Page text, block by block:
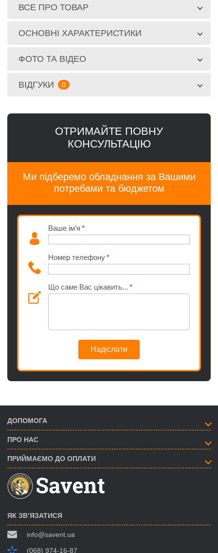
ВСЕ ПРО ТОВАР
ОСНОВНІ ХАРАКТЕРИСТИКИ
ФОТО ТА ВІДЕО
ВІДГУКИ 0
ОТРИМАЙТЕ ПОВНУ
КОНСУЛЬТАЦІЮ
Ми підберемо обладнання за Вашими
потребами та бюджетом
Ваше ім’я
Номер телефону
Що саме Вас цікавить...
Надіслати
ДОПОМОГА
ПРО НАС
ПРИЙМАЄМО ДО ОПЛАТИ
ЯК ЗВ’ЯЗАТИСЯ
info@savent.ua
(068) 974-16-87